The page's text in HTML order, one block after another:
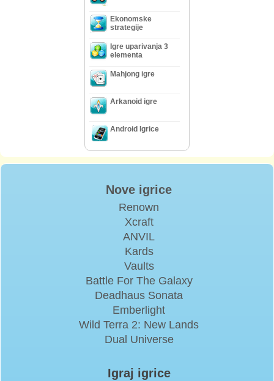
Ekonomske
strategije
Igre uparivanja 3
elementa
Mahjong igre
Arkanoid igre
Android Igrice
Nove igrice
Renown
Xcraft
ANVIL
Kards
Vaults
Battle For The Galaxy
Deadhaus Sonata
Emberlight
Wild Terra 2: New Lands
Dual Universe
Igraj igrice